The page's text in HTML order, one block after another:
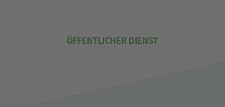
ÖFFENTLICHER DIENST